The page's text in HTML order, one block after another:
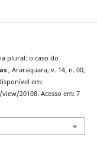
plural: o caso do
, Araraquara, v. 14, n. 00,
em:
20108. Acesso em: 7